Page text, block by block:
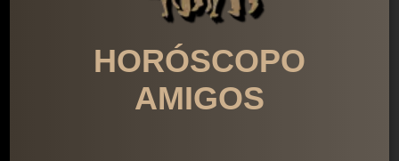
HORÓSCOPO
AMIGOS